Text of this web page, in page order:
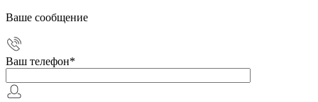
Ваше сообщение
Ваш телефон*